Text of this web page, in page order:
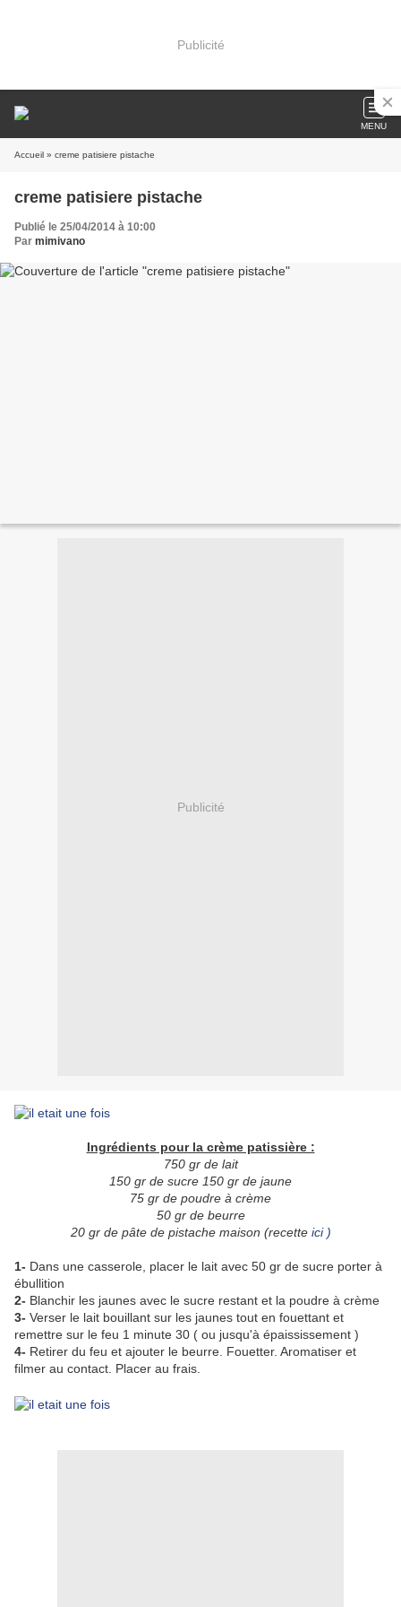
Publicité
MENU
Accueil » creme patisiere pistache
creme patisiere pistache
Publié le 25/04/2014 à 10:00
Par mimivano
Publicité
Ingrédients pour la crème patissière :
750 gr de lait
150 gr de sucre 150 gr de jaune
75 gr de poudre à crème
50 gr de beurre
20 gr de pâte de pistache maison (recetteici )
1- Dans une casserole, placer le lait avec 50 gr de sucre porter à
ébullition
2- Blanchir les jaunes avec le sucre restant et la poudre à crème
3- Verser le lait bouillant sur les jaunes tout en fouettant et
remettre sur le feu 1 minute 30 ( ou jusqu'à épaississement )
4- Retirer du feu et ajouter le beurre. Fouetter. Aromatiser et
filmer au contact. Placer au frais.